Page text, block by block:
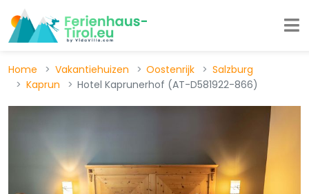
Home Vakantiehuizen Oostenrijk
Salzburg
Kaprun
Hotel Kaprunerhof (AT-D581922-866)